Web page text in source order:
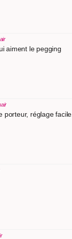
aiment le pegging
réglage